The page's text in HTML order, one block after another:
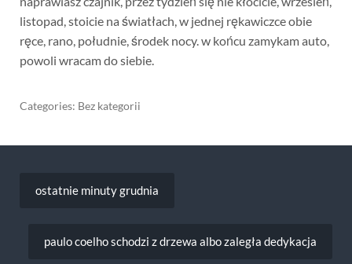
listopad, stoicie na światłach, w jednej rękawiczce obie
ręce, rano, południe, środek nocy. w końcu zamykam auto,
powoli wracam do siebie.
Categories: Bez kategorii
wpisu
ostatnie minuty grudnia
paulo coelho schodzi z drzewa albo zaległa dedykacja